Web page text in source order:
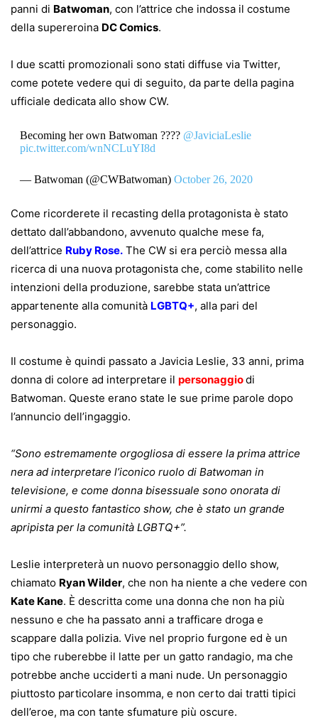
panni di Batwoman, con l’attrice che indossa il costume
della supereroina DC Comics.
I due scatti promozionali sono stati diffuse via Twitter,
come potete vedere qui di seguito, da parte della pagina
ufficiale dedicata allo show CW.
Becoming her own Batwoman ???? @JaviciaLeslie
pic.twitter.com/wnNCLuYI8d
— Batwoman (@CWBatwoman) October 26, 2020
Come ricorderete il recasting della protagonista è stato
dettato dall’abbandono, avvenuto qualche mese fa,
dell’attrice Ruby Rose. The CW si era perciò messa alla
ricerca di una nuova protagonista che, come stabilito nelle
intenzioni della produzione, sarebbe stata un’attrice
appartenente alla comunità LGBTQ+, alla pari del
personaggio.
Il costume è quindi passato a Javicia Leslie, 33 anni, prima
donna di colore ad interpretare il personaggiodi
Batwoman. Queste erano state le sue prime parole dopo
l’annuncio dell’ingaggio.
“Sono estremamente orgogliosa di essere la prima attrice
nera ad interpretare l’iconico ruolo di Batwoman in
televisione, e come donna bisessuale sono onorata di
unirmi a questo fantastico show, che è stato un grande
apripista per la comunità LGBTQ+”.
Leslie interpreterà un nuovo personaggio dello show,
chiamato Ryan Wilder, che non ha niente a che vedere con
Kate Kane. È descritta come una donna che non ha più
nessuno e che ha passato anni a trafficare droga e
scappare dalla polizia. Vive nel proprio furgone ed è un
tipo che ruberebbe il latte per un gatto randagio, ma che
potrebbe anche ucciderti a mani nude. Un personaggio
piuttosto particolare insomma, e non certo dai tratti tipici
dell’eroe, ma con tante sfumature più oscure.